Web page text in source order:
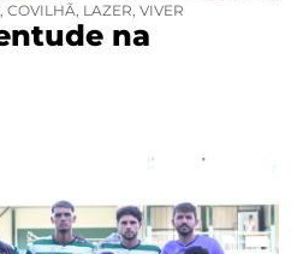
, COVILHÃ, LAZER, VIVER
na